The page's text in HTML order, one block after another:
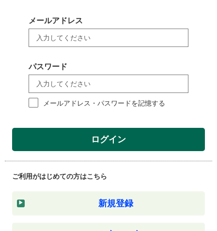
メールアドレス
パスワード
メールアドレス・パスワードを記憶する
ログイン
ご利用がはじめての方はこちら
新規登録